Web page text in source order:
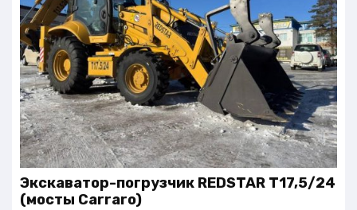
Экскаватор-погрузчик REDSTAR T17,5/24
(мосты Carraro)